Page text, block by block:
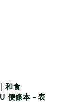
和食
便條本－表